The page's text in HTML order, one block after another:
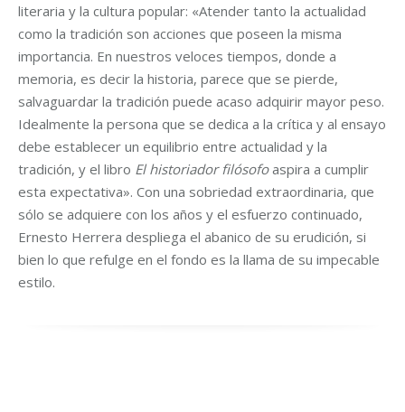
literaria y la cultura popular: «Atender tanto la actualidad
como la tradición son acciones que poseen la misma
importancia. En nuestros veloces tiempos, donde a
memoria, es decir la historia, parece que se pierde,
salvaguardar la tradición puede acaso adquirir mayor peso.
Idealmente la persona que se dedica a la crítica y al ensayo
debe establecer un equilibrio entre actualidad y la
tradición, y el libro El historiador filósofoaspira a cumplir
esta expectativa». Con una sobriedad extraordinaria, que
sólo se adquiere con los años y el esfuerzo continuado,
Ernesto Herrera despliega el abanico de su erudición, si
bien lo que refulge en el fondo es la llama de su impecable
estilo.